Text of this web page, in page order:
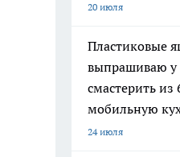
20 июля
Пластиковые
выпрашиваю у
смастерить из
мобильную
24 июля